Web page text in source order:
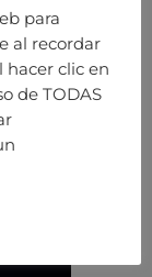
para
al recordar
hacer clic en
de TODAS